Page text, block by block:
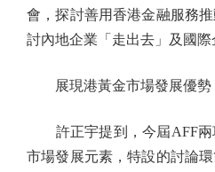
會，探討善用香港金融服務
討內地企業「走出去」及國際
展現港黃金市場發展優勢
許正宇提到，今屆AFF兩
市場發展元素，特設的討論